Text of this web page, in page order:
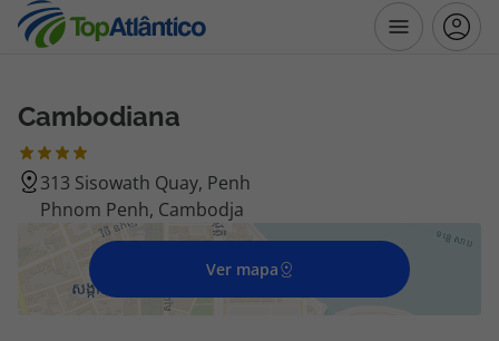
Destinos
Voos
Hotéis
Voos + Hotel
Cambodiana
313 Sisowath Quay, Penh
Phnom Penh, Cambodja
Ver mapa